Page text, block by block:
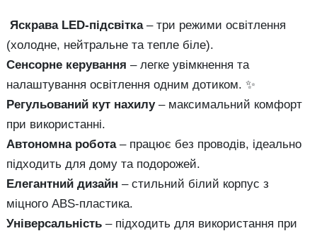
Яскрава LED-підсвітка– три режими освітлення
(холодне, нейтральне та тепле біле).
Сенсорне керування – легке увімкнення та
налаштування освітлення одним дотиком. ✨
Регульований кут нахилу– максимальний комфорт
при використанні.
Автономна робота– працює без проводів, ідеально
підходить для дому та подорожей.
Елегантний дизайн – стильний білий корпус з
міцного ABS-пластика.
Універсальність – підходить для використання при